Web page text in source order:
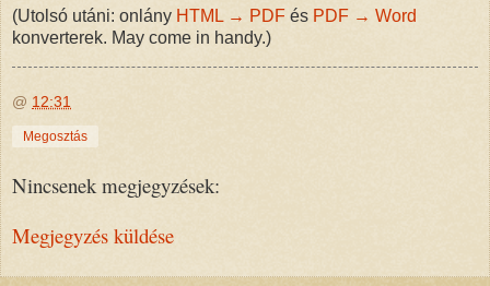
(Utolsó utáni: onlány HTML → PDF és PDF → Word
konverterek. May come in handy.)
@ 12:31
Megosztás
Nincsenek megjegyzések:
Megjegyzés küldése